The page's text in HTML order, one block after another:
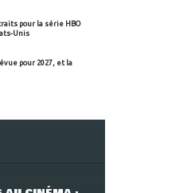
pour la série HBO
Unis
pour 2027, et la